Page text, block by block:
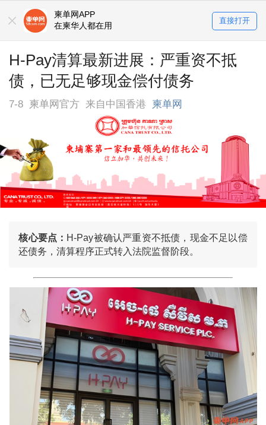
柬单网APP
在柬华人都在用
直接打开
H-Pay清算最新进展：严重资不抵
债，已无足够现金偿付债务
7-8 柬单网官方 来自中国香港 柬单网
核心要点： H-Pay被确认严重资不抵债，现金不足以偿
还债务，清算程序正式转入法院监督阶段。